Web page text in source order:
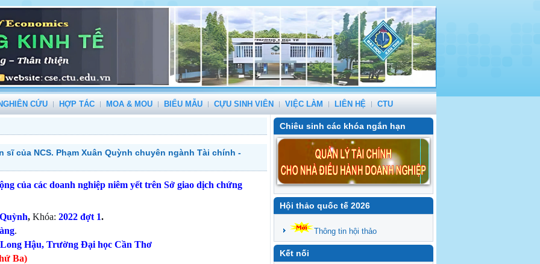
CỨU HỢP TÁC MOA & MOU BIỂU MẪU CỰU SINH VIÊN VIỆC LÀM LIÊN HỆ CTU
của NCS. Phạm Xuân Quỳnh chuyên ngành Tài chính -
của các doanh nghiệp niêm yết trên Sở giao dịch chứng
, Khóa: 2022 đợt 1.
.
Hậu, Trường Đại học Cần Thơ
Ba)
Chiêu sinh các khóa ngắn hạn
Hội thảo quốc tế 2026
Thông tin hội thảo
Kết nối